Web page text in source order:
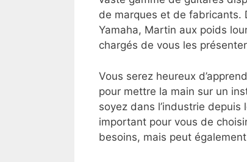
de marques et de fabricants.
Yamaha, Martin aux poids
chargés de vous les
Vous serez heureux
pour mettre la main sur un
soyez dans l’industrie
important pour vous de
besoins, mais peut